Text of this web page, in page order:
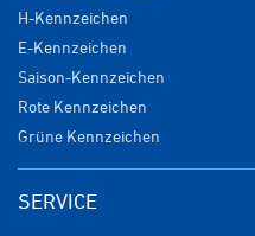
H-Kennzeichen
E-Kennzeichen
Saison-Kennzeichen
Rote Kennzeichen
Grüne Kennzeichen
SERVICE